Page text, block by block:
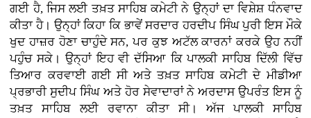
ਗਈ ਹੈ, ਜਿਸ ਲਈ ਤਖ਼ਤ ਸਾਹਿਬ ਕਮੇਟੀ ਨੇ ਉਨ੍ਹਾਂ ਦਾ ਵਿਸ਼ੇਸ਼ ਧੰਨਵਾਦ
ਕੀਤਾ ਹੈ। ਉਨ੍ਹਾਂ ਕਿਹਾ ਕਿ ਭਾਵੇਂ ਸਰਦਾਰ ਹਰਦੀਪ ਸਿੰਘ ਪੁਰੀ ਇਸ ਮੌਕੇ
ਖੁਦ ਹਾਜ਼ਰ ਹੋਣਾ ਚਾਹੁੰਦੇ ਸਨ, ਪਰ ਕੁਝ ਅਟੱਲ ਕਾਰਨਾਂ ਕਰਕੇ ਉਹ ਨਹੀਂ
ਪਹੁੰਚ ਸਕੇ। ਉਨ੍ਹਾਂ ਇਹ ਵੀ ਦੱਸਿਆ ਕਿ ਪਾਲਕੀ ਸਾਹਿਬ ਦਿੱਲੀ ਵਿੱਚ
ਤਿਆਰ ਕਰਵਾਈ ਗਈ ਸੀ ਅਤੇ ਤਖ਼ਤ ਸਾਹਿਬ ਕਮੇਟੀ ਦੇ ਮੀਡੀਆ
ਪ੍ਰਭਾਰੀ ਸੁਦੀਪ ਸਿੰਘ ਅਤੇ ਹੋਰ ਸੇਵਾਦਾਰਾਂ ਨੇ ਅਰਦਾਸ ਉਪਰੰਤ ਇਸ ਨੂੰ
ਤਖ਼ਤ ਸਾਹਿਬ ਲਈ ਰਵਾਨਾ ਕੀਤਾ ਸੀ। ਅੱਜ ਪਾਲਕੀ ਸਾਹਿਬ